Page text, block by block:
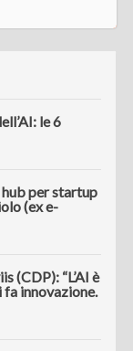
le 6
per startup
(ex e-
(CDP): “L’AI è
innovazione.